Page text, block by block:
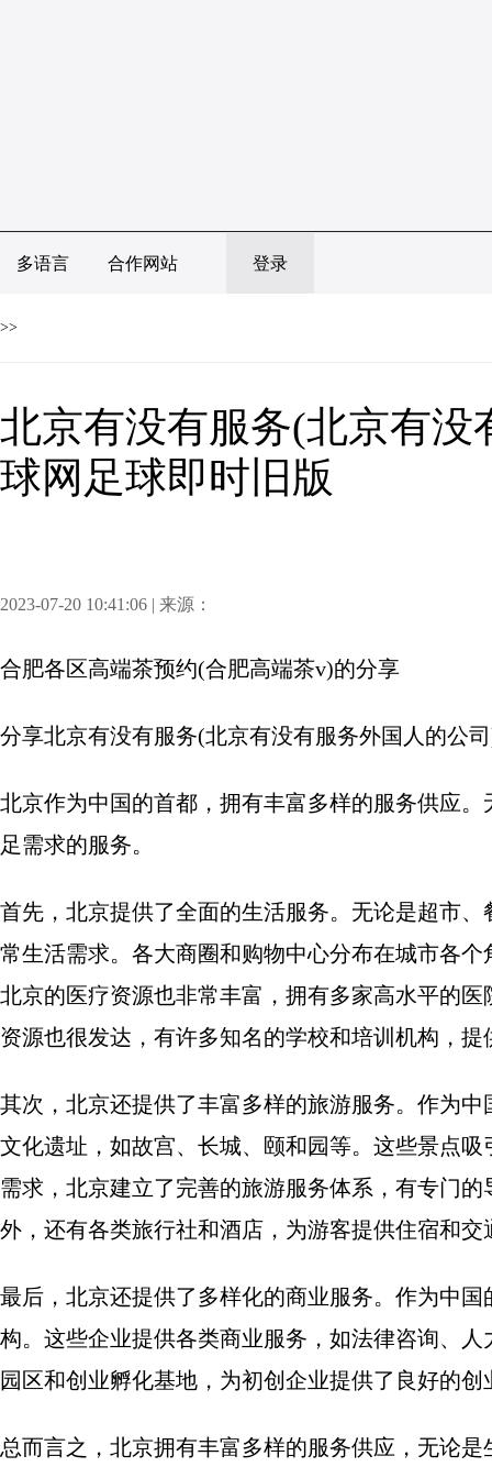
多语言 合作网站 登录
>>
北京有没有服务(北京有
球网足球即时旧版
2023-07-20 10:41:06 | 来源：
合肥各区高端茶预约(合肥高端茶v)的分享
分享北京有没有服务(北京有没有服务外国人的公
北京作为中国的首都，拥有丰富多样的服务供应
足需求的服务。
首先，北京提供了全面的生活服务。无论是超市
常生活需求。各大商圈和购物中心分布在城市各
北京的医疗资源也非常丰富，拥有多家高水平的
资源也很发达，有许多知名的学校和培训机构，
其次，北京还提供了丰富多样的旅游服务。作为
文化遗址，如故宫、长城、颐和园等。这些景点
需求，北京建立了完善的旅游服务体系，有专门
外，还有各类旅行社和酒店，为游客提供住宿和交
最后，北京还提供了多样化的商业服务。作为中
构。这些企业提供各类商业服务，如法律咨询、
园区和创业孵化基地，为初创企业提供了良好的创
总而言之，北京拥有丰富多样的服务供应，无论